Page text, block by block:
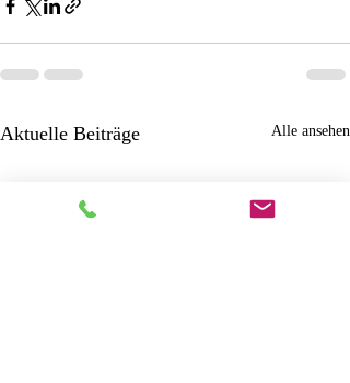
Aktuelle Beiträge Alle ansehen